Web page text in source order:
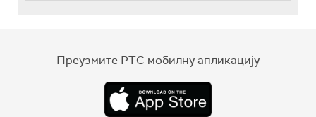
Преузмите РТС мобилну апликацију